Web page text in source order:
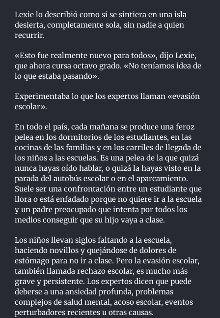
Lexie lo describió como si se sintiera en una isla
desierta, completamente sola, sin nadie a quien
recurrir.
«Esto fue realmente nuevo para todos», dijo Lexie,
que ahora cursa octavo grado. «No teníamos idea de
lo que estaba pasando».
Experimentaba lo que los expertos llaman «evasión
escolar».
En todo el país, cada mañana se produce una feroz
pelea en los dormitorios de los estudiantes, en las
cocinas de las familias y en los carriles de llegada de
los niños a las escuelas. Es una pelea de la que quizá
nunca hayas oído hablar, o quizá la hayas visto en la
parada del autobús escolar o en el aparcamiento.
Suele ser una confrontación entre un estudiante que
llora o está enfadado porque no quiere ir a la escuela
y un padre preocupado que intenta por todos los
medios conseguir que su hijo vaya a clase.
Los niños llevan siglos faltando a la escuela,
haciendo novillos y quejándose de dolores de
estómago para no ir a clase. Pero la evasión escolar,
también llamada rechazo escolar, es mucho más
grave y persistente. Los expertos dicen que puede
deberse a una ansiedad profunda, problemas
complejos de salud mental, acoso escolar, eventos
perturbadores recientes u otras causas.